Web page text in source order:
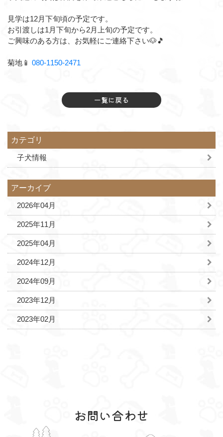
カテゴリ
子犬情報
アーカイブ
2026年04月
2025年11月
2025年04月
2024年12月
2024年09月
2023年12月
2023年02月
見学は12月下旬頃の予定です。⁡
⁡お引渡しは1月下旬から2月上旬の予定です。⁡
ご興味のある方は、お気軽にご連絡下さい🐶🎵⁡⁡
菊地⁡📱 080-1150-2471
一覧に戻る
お問い合わせ